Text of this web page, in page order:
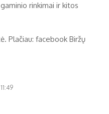
rinkimai ir kitos
Plačiau: facebook Biržų